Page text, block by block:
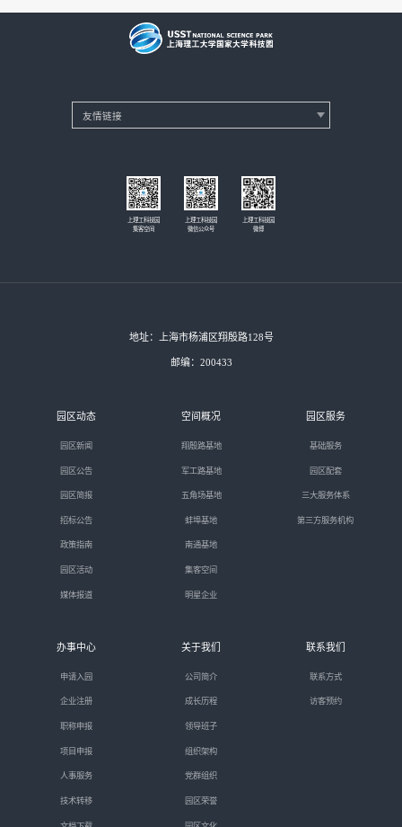
上理工科技园
集客空间
上理工科技园
微信公众号
上理工科技园
微博
地址：上海市杨浦区翔殷路128号
邮编：200433
园区动态
园区新闻
园区公告
园区简报
招标公告
政策指南
园区活动
媒体报道
空间概况
翔殷路基地
军工路基地
五角场基地
蚌埠基地
南通基地
集客空间
明星企业
园区服务
基础服务
园区配套
三大服务体系
第三方服务机构
办事中心
申请入园
企业注册
职称申报
项目申报
人事服务
技术转移
关于我们
公司简介
成长历程
领导班子
组织架构
党群组织
园区荣誉
联系我们
联系方式
访客预约